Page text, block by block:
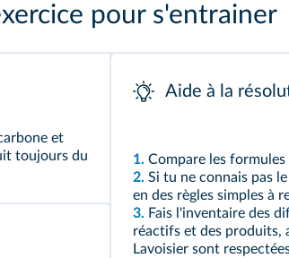
pour s'entrainer
et
toujours du
Aide à la
1. Compare les
2. Si tu ne connais pas
en des règles simples à
3. Fais l'inventaire des
réactifs et des produits,
Lavoisier sont